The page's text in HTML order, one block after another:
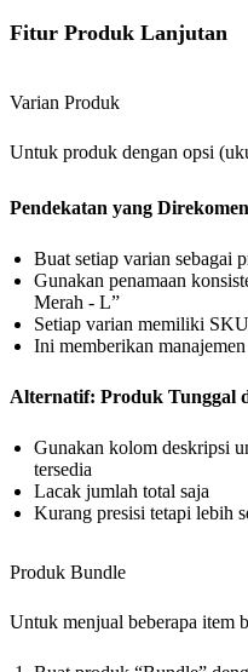
Fitur Produk Lanjutan
Varian Produk
Untuk produk dengan opsi
Pendekatan yang
Buat setiap varian sebagai
Gunakan penamaan
Merah - L”
Setiap varian memiliki
Ini memberikan
Alternatif: Produk Tunggal
Gunakan kolom deskripsi
tersedia
Lacak jumlah total saja
Kurang presisi tetapi lebih
Produk Bundle
Untuk menjual beberapa item